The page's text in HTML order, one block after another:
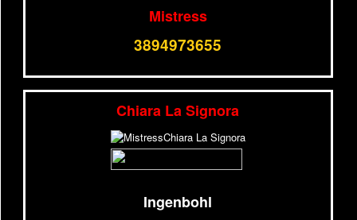
Mistress
3894973655
Chiara La Signora
Ingenbohl